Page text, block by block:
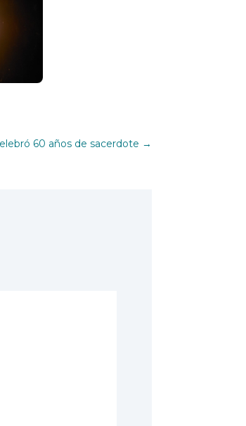
60 años de sacerdote →